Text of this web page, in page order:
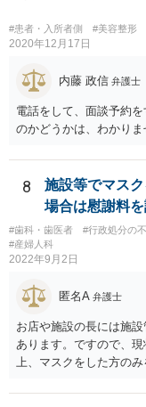
#患者・入所者側 #美容整形
2020年12月17日
内藤 政信 弁護士
電話をして、面談予約
のかどうかは、わかり
8
施設等でマス
場合は慰謝料
#歯科・歯医者 #行政処分の
#産婦人科
2022年9月2日
匿名A 弁護士
お店や施設の長には施
あります。ですので、
上、マスクをした方の
など公益的な側面のあ